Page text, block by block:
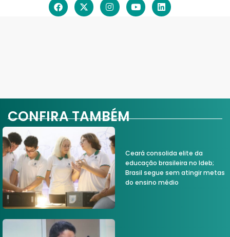
CONFIRA TAMBÉM
Ceará consolida elite da
educação brasileira no Ideb;
Brasil segue sem atingir metas
do ensino médio